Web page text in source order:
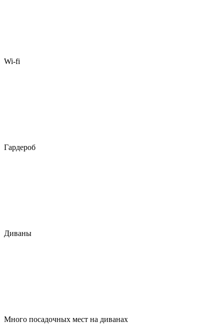
Wi-fi
Гардероб
Диваны
Много посадочных мест на диванах